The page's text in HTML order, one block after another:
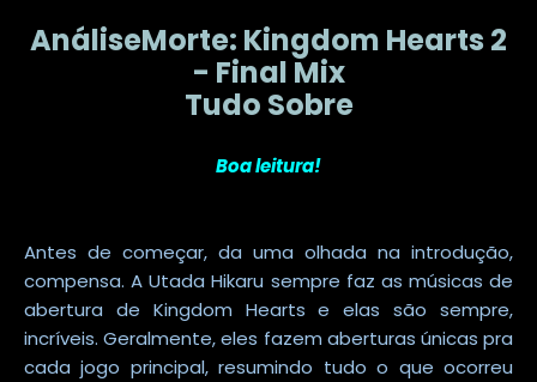
AnáliseMorte: Kingdom Hearts 2
- Final Mix
Tudo Sobre
Boa leitura!
Antes de começar, da uma olhada na introdução,
compensa. A Utada Hikaru sempre faz as músicas de
abertura de Kingdom Hearts e elas são sempre,
incríveis. Geralmente, eles fazem aberturas únicas pra
cada jogo principal, resumindo tudo o que ocorreu